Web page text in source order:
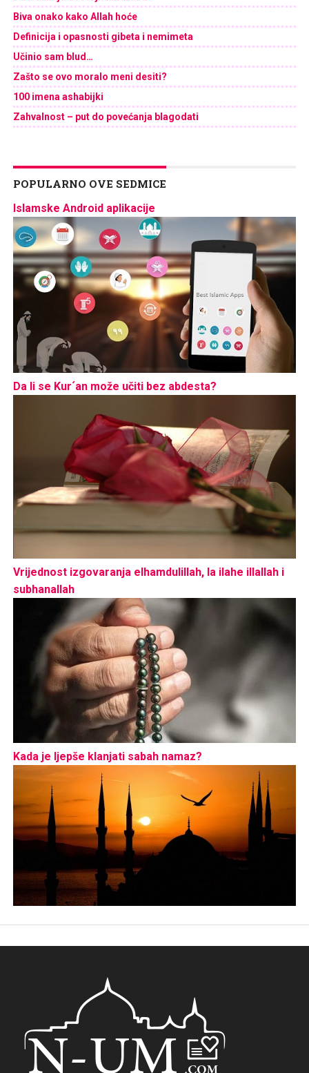
Biva onako kako Allah hoće
Definicija i opasnosti gibeta i nemimeta
Učinio sam blud…
Zašto se ovo moralo meni desiti?
100 imena ashabijki
Zahvalnost – put do povećanja blagodati
POPULARNO OVE SEDMICE
Islamske Android aplikacije
Da li se Kur´an može učiti bez abdesta?
Vrijednost izgovaranja elhamdulillah, la ilahe illallah i
subhanallah
Kada je ljepše klanjati sabah namaz?